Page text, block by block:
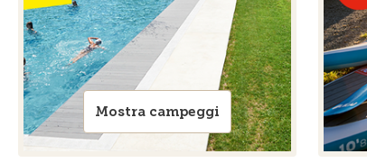
Mostra campeggi